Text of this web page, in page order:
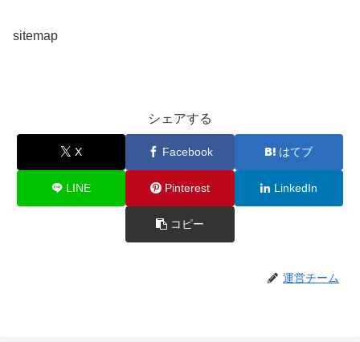
sitemap
シェアする
X Facebook はてブ
LINE Pinterest LinkedIn
コピー
運営チーム